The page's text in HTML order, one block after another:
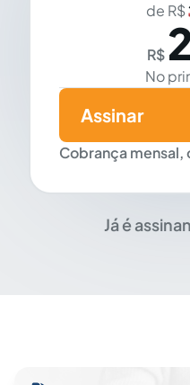
de R$
R$
No
Cobrança
Assinar
Já é